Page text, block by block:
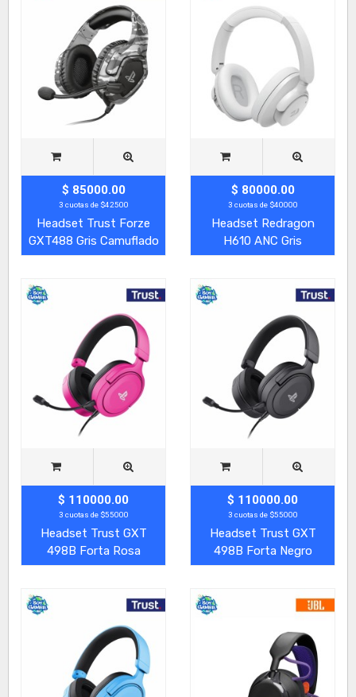
$ 85000.00
3 cuotas de $42500
Headset Trust Forze
GXT488 Gris Camuflado
$ 80000.00
3 cuotas de $40000
Headset Redragon
H610 ANC Gris
$ 110000.00
3 cuotas de $55000
Headset Trust GXT
498B Forta Rosa
$ 110000.00
3 cuotas de $55000
Headset Trust GXT
498B Forta Negro